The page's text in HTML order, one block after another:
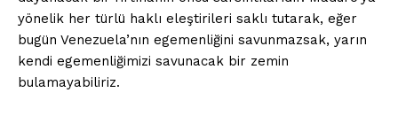
yönelik her türlü haklı eleştirileri saklı tutarak, eğer
bugün Venezuela’nın egemenliğini savunmazsak, yarın
kendi egemenliğimizi savunacak bir zemin
bulamayabiliriz.